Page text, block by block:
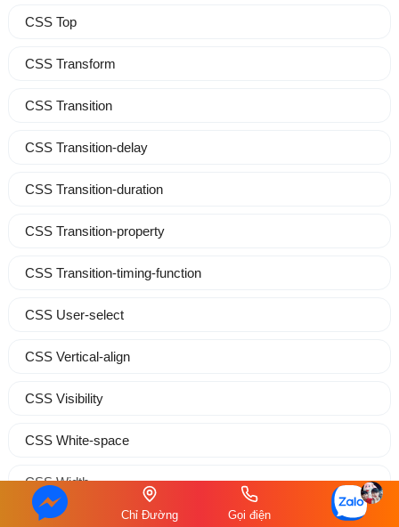
CSS Top
CSS Transform
CSS Transition
CSS Transition-delay
CSS Transition-duration
CSS Transition-property
CSS Transition-timing-function
CSS User-select
CSS Vertical-align
CSS Visibility
CSS White-space
CSS Width
Chỉ Đường Gọi điện